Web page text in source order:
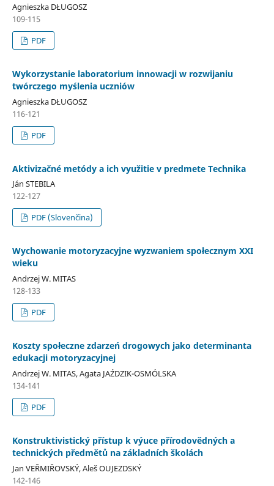
Agnieszka DŁUGOSZ
109-115
PDF
Wykorzystanie laboratorium innowacji w rozwijaniu
twórczego myślenia uczniów
Agnieszka DŁUGOSZ
116-121
PDF
Aktivizačné metódy a ich využitie v predmete Technika
Ján STEBILA
122-127
PDF (Slovenčina)
Wychowanie motoryzacyjne wyzwaniem społecznym XXI
wieku
Andrzej W. MITAS
128-133
PDF
Koszty społeczne zdarzeń drogowych jako determinanta
edukacji motoryzacyjnej
Andrzej W. MITAS, Agata JAŹDZIK-OSMÓLSKA
134-141
PDF
Konstruktivistický přístup k výuce přírodovědných a
technických předmětů na základních školách
Jan VEŘMIŘOVSKÝ, Aleš OUJEZDSKÝ
142-146